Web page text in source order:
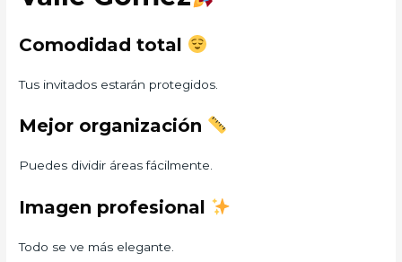
Comodidad total
Tus invitados estarán protegidos.
Mejor organización
Puedes dividir áreas fácilmente.
Imagen profesional
Todo se ve más elegante.